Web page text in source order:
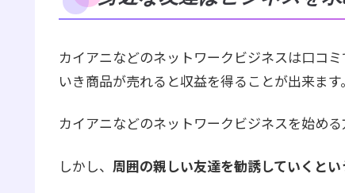
カイアニなどのネットワークビジネスは口コ
いき商品が売れると収益を得ることが出来ます。
カイアニなどのネットワークビジネスを始め
しかし、 周囲の親しい友達を勧誘していくと